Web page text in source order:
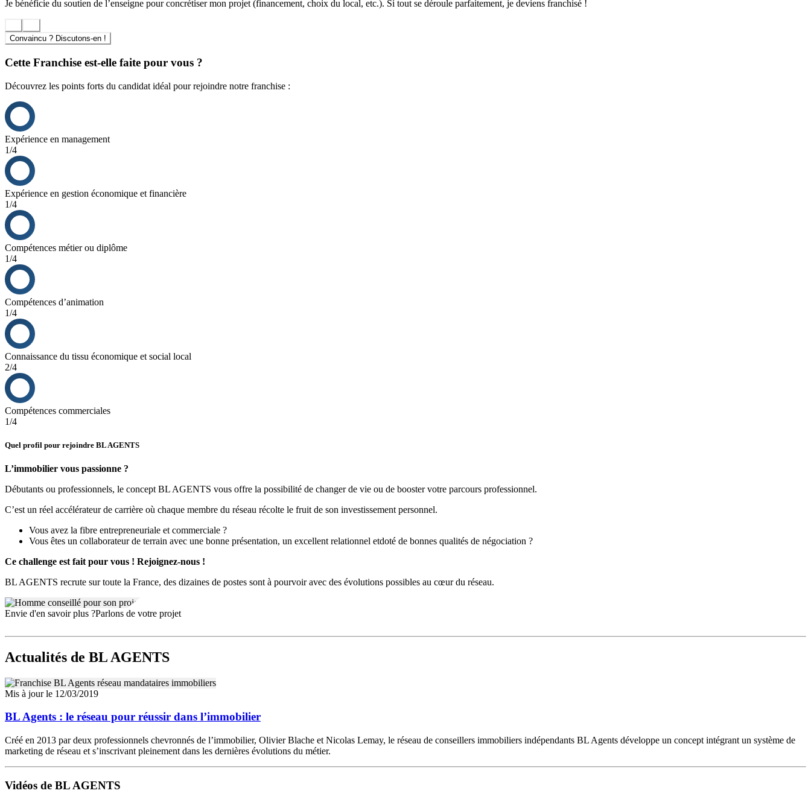
Je bénéficie du soutien de l’enseigne pour concrétiser mon projet (financement, choix du local, etc.). Si tout se déroule parfaitement, je deviens franchisé !
Convaincu ? Discutons-en !
Cette Franchise est-elle faite pour vous ?
Découvrez les points forts du candidat idéal pour rejoindre notre franchise :
Expérience en management
1/4
Expérience en gestion économique et financière
1/4
Compétences métier ou diplôme
1/4
Compétences d’animation
1/4
Connaissance du tissu économique et social local
2/4
Compétences commerciales
1/4
Quel profil pour rejoindre BL AGENTS
L’immobilier vous passionne ?
Débutants ou professionnels, le concept BL AGENTS vous offre la possibilité de changer de vie ou de booster votre parcours professionnel.
C’est un réel accélérateur de carrière où chaque membre du réseau récolte le fruit de son investissement personnel.
Vous avez la fibre entrepreneuriale et commerciale ?
Vous êtes un collaborateur de terrain avec une bonne présentation, un excellent relationnel etdoté de bonnes qualités de négociation ?
Ce challenge est fait pour vous ! Rejoignez-nous !
BL AGENTS recrute sur toute la France, des dizaines de postes sont à pourvoir avec des évolutions possibles au cœur du réseau.
Envie d'en savoir plus ?Parlons de votre projet
Actualités de BL AGENTS
Mis à jour le 12/03/2019
BL Agents : le réseau pour réussir dans l’immobilier
Créé en 2013 par deux professionnels chevronnés de l’immobilier, Olivier Blache et Nicolas Lemay, le réseau de conseillers immobiliers indépendants BL Agents développe un concept intégrant un système de
marketing de réseau et s’inscrivant pleinement dans les dernières évolutions du métier.
Vidéos de BL AGENTS